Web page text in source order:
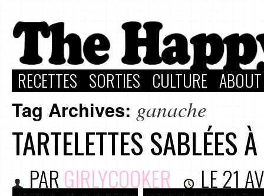
RECETTES SORTIES CULTURE
Tag Archives: ganache
TARTELETTES SABLÉES
PAR GIRLYCOOKER LE21